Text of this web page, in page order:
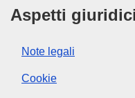
Aspetti giuridici
Note legali
Cookie